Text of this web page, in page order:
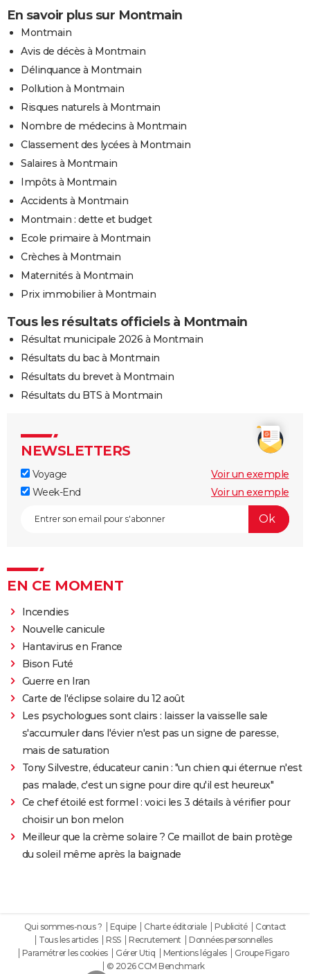
En savoir plus sur Montmain
Montmain
Avis de décès à Montmain
Délinquance à Montmain
Pollution à Montmain
Risques naturels à Montmain
Nombre de médecins à Montmain
Classement des lycées à Montmain
Salaires à Montmain
Impôts à Montmain
Accidents à Montmain
Montmain : dette et budget
Ecole primaire à Montmain
Crèches à Montmain
Maternités à Montmain
Prix immobilier à Montmain
Tous les résultats officiels à Montmain
Résultat municipale 2026 à Montmain
Résultats du bac à Montmain
Résultats du brevet à Montmain
Résultats du BTS à Montmain
NEWSLETTERS
Voyage
Voir un exemple
Week-End
Voir un exemple
EN CE MOMENT
Incendies
Nouvelle canicule
Hantavirus en France
Bison Futé
Guerre en Iran
Carte de l'éclipse solaire du 12 août
Les psychologues sont clairs : laisser la vaisselle sale
s'accumuler dans l'évier n'est pas un signe de paresse,
mais de saturation
Tony Silvestre, éducateur canin : "un chien qui éternue n'est
pas malade, c'est un signe pour dire qu'il est heureux"
Ce chef étoilé est formel : voici les 3 détails à vérifier pour
choisir un bon melon
Meilleur que la crème solaire ? Ce maillot de bain protège
du soleil même après la baignade
Qui sommes-nous ? Equipe Charte éditoriale Publicité
Contact
Tous les articles
RSS Recrutement
Données personnelles
Paramétrer les cookies
Gérer Utiq Mentions légales
Groupe Figaro
© 2026 CCM Benchmark